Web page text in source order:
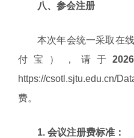
八、参会注册
本次年会统一采取在
付宝），请于
https://csotl.sjtu.edu.cn/
费。
1. 会议注册费标准：